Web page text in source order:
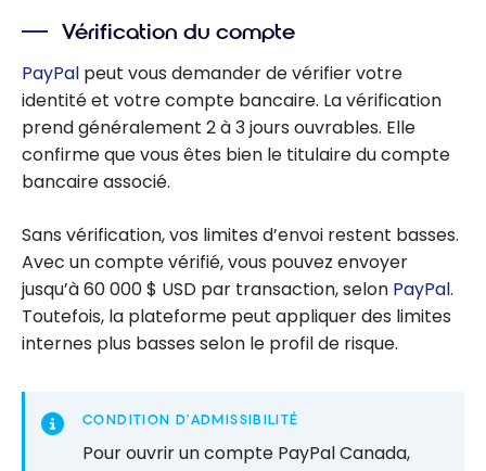
Vérification du compte
PayPal peut vous demander de vérifier votre
identité et votre compte bancaire. La vérification
prend généralement 2 à 3 jours ouvrables. Elle
confirme que vous êtes bien le titulaire du compte
bancaire associé.
Sans vérification, vos limites d’envoi restent basses.
Avec un compte vérifié, vous pouvez envoyer
jusqu’à 60 000 $ USD par transaction, selon PayPal.
Toutefois, la plateforme peut appliquer des limites
internes plus basses selon le profil de risque.
CONDITION D’ADMISSIBILITÉ
Pour ouvrir un compte PayPal Canada,